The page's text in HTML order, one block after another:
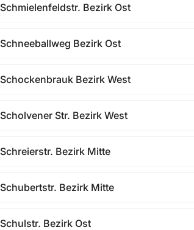
Schmielenfeldstr. Bezirk Ost
Schneeballweg Bezirk Ost
Schockenbrauk Bezirk West
Scholvener Str. Bezirk West
Schreierstr. Bezirk Mitte
Schubertstr. Bezirk Mitte
Schulstr. Bezirk Ost